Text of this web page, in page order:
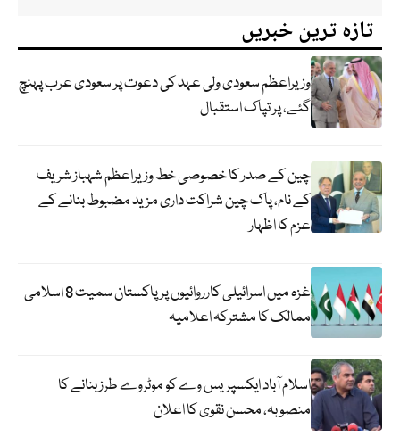
تازہ ترین خبریں
وزیراعظم سعودی ولی عہد کی دعوت پر سعودی عرب پہنچ
گئے، پر تپاک استقبال
چین کے صدر کا خصوصی خط وزیراعظم شہباز شریف
کے نام، پاک چین شراکت داری مزید مضبوط بنانے کے
عزم کا اظہار
غزہ میں اسرائیلی کارروائیوں پر پاکستان سمیت 8 اسلامی
ممالک کا مشترکہ اعلامیہ
اسلام آباد ایکسپریس وے کو موٹروے طرز بنانے کا
منصوبہ، محسن نقوی کا اعلان